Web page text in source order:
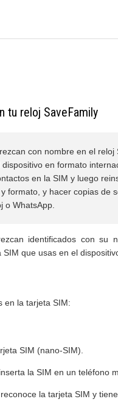
tu reloj SaveFamily
con nombre en el reloj
en formato
en la SIM y luego
formato, y hacer copias de
o WhatsApp.
identificados con su
que usas en el
en la tarjeta SIM:
SIM (nano-SIM).
la SIM en un teléfono
la tarjeta SIM y